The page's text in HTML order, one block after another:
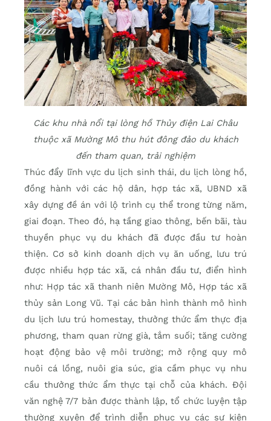
Các khu nhà nổi tại lòng hồ Thủy điện Lai Châu
thuộc xã Mường Mô thu hút đông đảo du khách
đến tham quan, trải nghiệm
Thúc đẩy lĩnh vực du lịch sinh thái, du lịch lòng hồ,
đồng hành với các hộ dân, hợp tác xã, UBND xã
xây dựng đề án với lộ trình cụ thể trong từng năm,
giai đoạn. Theo đó, hạ tầng giao thông, bến bãi, tàu
thuyền phục vụ du khách đã được đầu tư hoàn
thiện. Cơ sở kinh doanh dịch vụ ăn uống, lưu trú
được nhiều hợp tác xã, cá nhân đầu tư, điển hình
như: Hợp tác xã thanh niên Mường Mô, Hợp tác xã
thủy sản Long Vũ. Tại các bản hình thành mô hình
du lịch lưu trú homestay, thưởng thức ẩm thực địa
phương, tham quan rừng già, tắm suối; tăng cường
hoạt động bảo vệ môi trường; mở rộng quy mô
nuôi cá lồng, nuôi gia súc, gia cầm phục vụ nhu
cầu thưởng thức ẩm thực tại chỗ của khách. Đội
văn nghệ 7/7 bản được thành lập, tổ chức luyện tập
thường xuyên để trình diễn phục vụ các sự kiện